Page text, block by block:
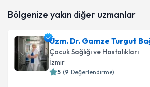
Bölgenize yakın diğer uzmanlar
Uzm. Dr. Gamze Turgut
Çocuk Sağlığı ve Hastalıkları
İzmir
5 (9 Değerlendirme)